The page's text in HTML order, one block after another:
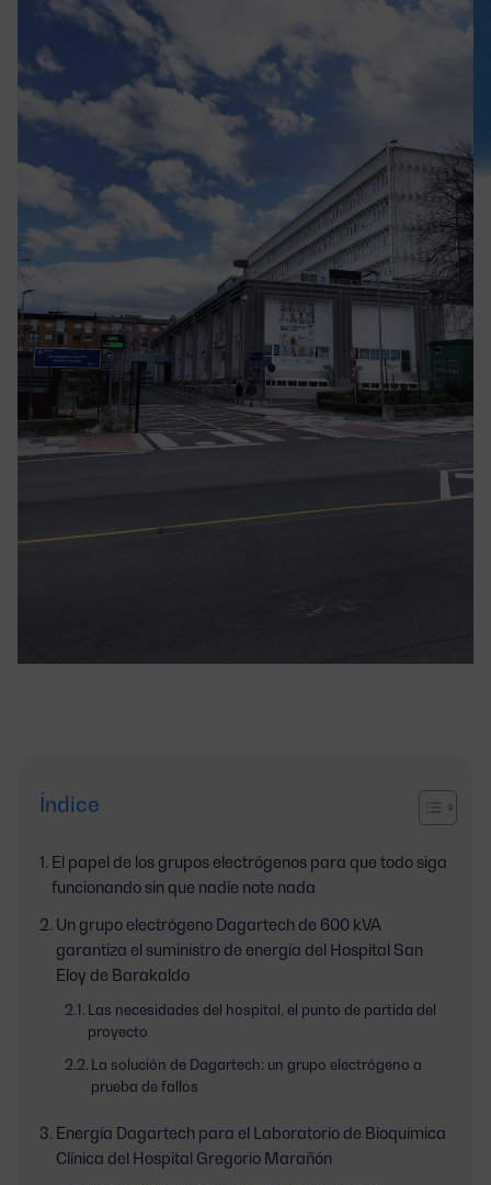
Índice
El papel de los grupos electrógenos para que todo siga
funcionando sin que nadie note nada
Un grupo electrógeno Dagartech de 600 kVA
garantiza el suministro de energía del Hospital San
Eloy de Barakaldo
Las necesidades del hospital, el punto de partida del
proyecto
La solución de Dagartech: un grupo electrógeno a
prueba de fallos
Energía Dagartech para el Laboratorio de Bioquímica
Clínica del Hospital Gregorio Marañón